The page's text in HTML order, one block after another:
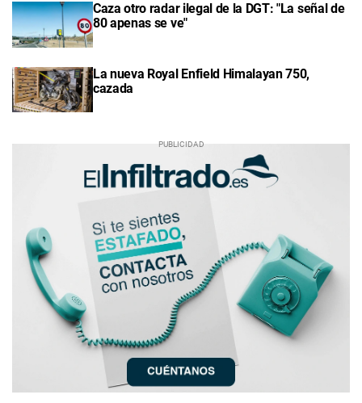
Caza otro radar ilegal de la DGT: "La señal de
80 apenas se ve"
La nueva Royal Enfield Himalayan 750,
cazada